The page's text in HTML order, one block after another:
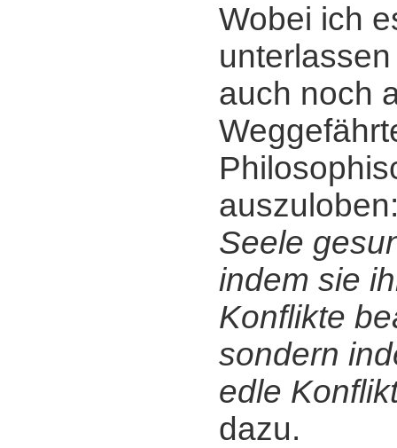
Wobei ich
auch noch
Seele
indem sie
Konflikte
sondern
edle
dazu.